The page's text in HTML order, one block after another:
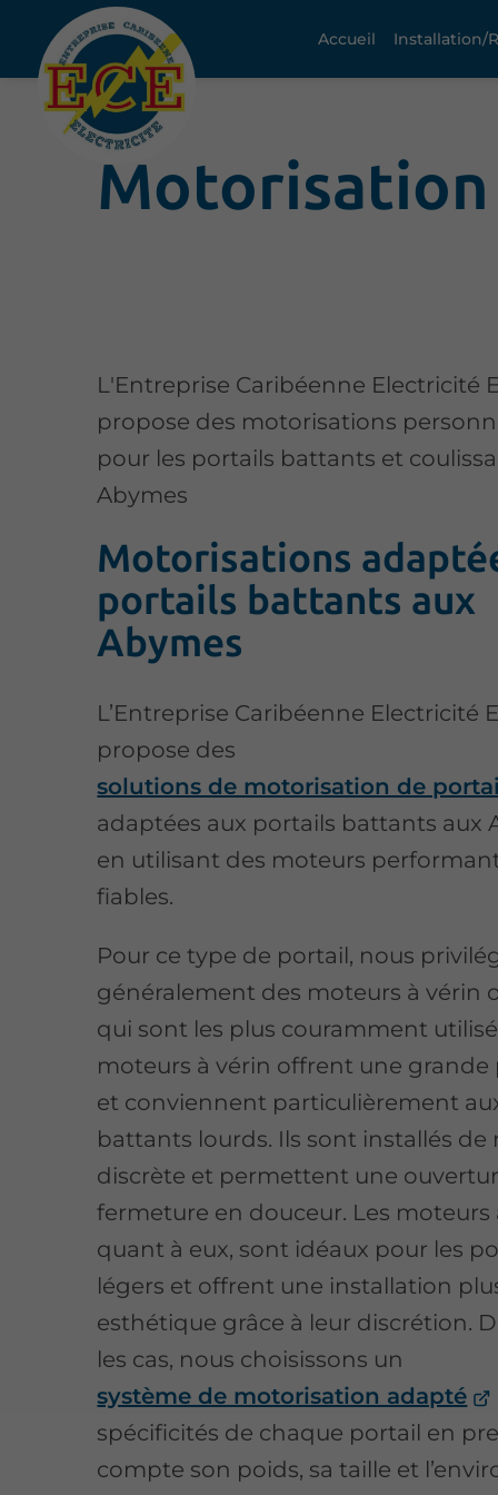
Accueil Installation/
Motorisation
L'Entreprise Caribéenne Electricité
propose des motorisations
pour les portails battants et
Abymes
Motorisations
portails battants aux
Abymes
L’Entreprise Caribéenne Electricité
propose des
solutions de motorisation de
adaptées aux portails battants aux
en utilisant des moteurs
fiables.
Pour ce type de portail, nous
généralement des moteurs à vérin
qui sont les plus couramment
moteurs à vérin offrent une grande
et conviennent particulièrement
battants lourds. Ils sont installés de
discrète et permettent une
fermeture en douceur. Les moteurs
quant à eux, sont idéaux pour les
légers et offrent une installation
esthétique grâce à leur discrétion.
les cas, nous choisissons un
système de motorisation adapté
spécificités de chaque portail en
compte son poids, sa taille et